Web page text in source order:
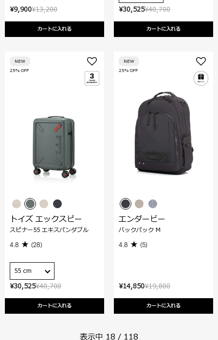
¥13,200
¥9,900
カートに入れる
¥40,700
¥30,525
カートに入れる
¥40,700
¥30,525
カートに入れる
25% OFF
NEW
トイズ エックスピー
スピナー55 エキスパンダブル
4.8 (28)
55 cm
¥19,800
¥14,850
カートに入れる
25% OFF
NEW
エンダービー
バックパック M
4.8 (5)
表示中 18 / 118